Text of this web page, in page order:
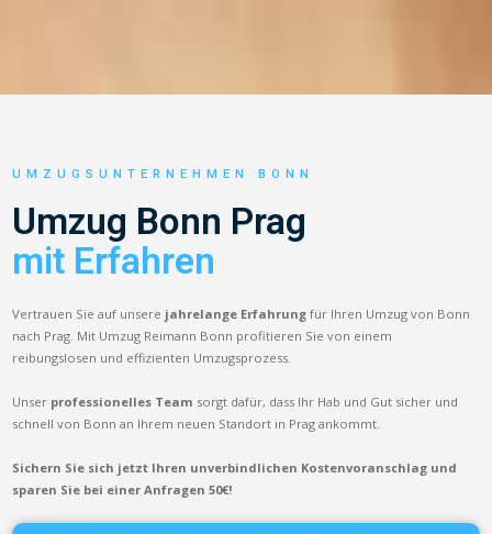
UMZUGSUNTERNEHMEN BONN
Umzug Bonn Prag
mit Erfahren
Vertrauen Sie auf unsere jahrelange Erfahrung für Ihren Umzug von Bonn
nach Prag. Mit Umzug Reimann Bonn profitieren Sie von einem
reibungslosen und effizienten Umzugsprozess.
Unser professionelles Team sorgt dafür, dass Ihr Hab und Gut sicher und
schnell von Bonn an Ihrem neuen Standort in Prag ankommt.
Sichern Sie sich jetzt Ihren unverbindlichen Kostenvoranschlag und
sparen Sie bei einer Anfragen 50€!